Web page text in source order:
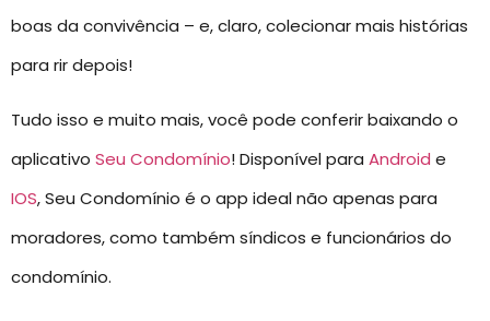
boas da convivência – e, claro, colecionar mais histórias
para rir depois!
Tudo isso e muito mais, você pode conferir baixando o
aplicativo Seu Condomínio! Disponível para Android e
IOS, Seu Condomínio é o app ideal não apenas para
moradores, como também síndicos e funcionários do
condomínio.